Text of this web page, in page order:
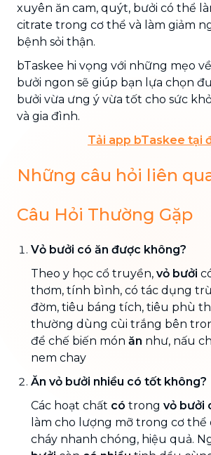
xuyên ăn cam, quýt, bưởi có thể
citrate trong cơ thể và làm giảm
bệnh sỏi thận.
bTaskee hi vọng với những mẹo
bưởi ngon sẽ giúp bạn lựa chọn
bưởi vừa ưng ý vừa tốt cho sức
và gia đình.
Tải app bTaskee tại
Những câu hỏi liên
Câu Hỏi Thường Gặp
Vỏ bưởi có ăn được không?
Theo y học cổ truyền, vỏ bưởi
thơm, tính bình, có tác dụng
đờm, tiêu báng tích, tiêu phù
thường dùng cùi trắng bên
để chế biến món ăn như, nấu
nem chay
Ăn vỏ bưởi nhiều có tốt không?
Các hoạt chất có trong vỏ bưởi
làm cho lượng mỡ trong cơ thể
cháy nhanh chóng, hiệu quả.